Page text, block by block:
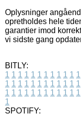
Oplysninger
opretholdes hele
garantier imod
vi sidste gang
BITLY:
1 1 1 1 1 1 1 1 1 1 1 1
1 1 1 1 1 1 1 1 1 1 1 1
1 1 1 1 1 1 1 1 1 1 1 1
1
SPOTIFY: